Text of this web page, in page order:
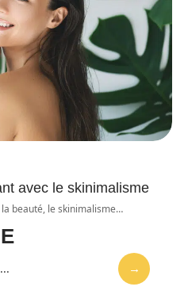
avec le skinimalisme
beauté, le skinimalisme…